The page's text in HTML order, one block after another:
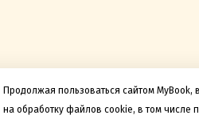
Продолжая пользоваться сайтом MyBook,
на обработку файлов cookie, в том числе